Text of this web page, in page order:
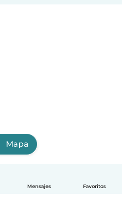
Mensajes Favoritos
Mapa